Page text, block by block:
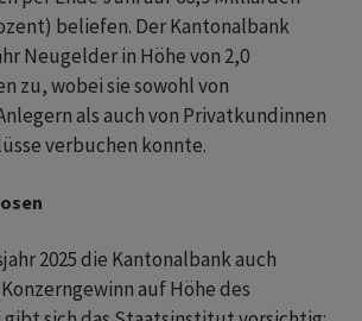
beliefen. Der Kantonalbank
Neugelder in Höhe von 2,0
zu, wobei sie sowohl von
als auch von Privatkundinnen
verbuchen konnte.
2025 die Kantonalbank auch
auf Höhe des